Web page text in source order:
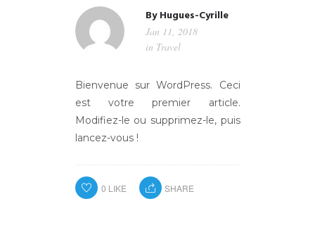
ByHugues-Cyrille
Jan 11, 2018
in Travel
Bienvenue sur WordPress. Ceci
est votre premier article.
Modifiez-le ou supprimez-le, puis
lancez-vous !
0 LIKE SHARE